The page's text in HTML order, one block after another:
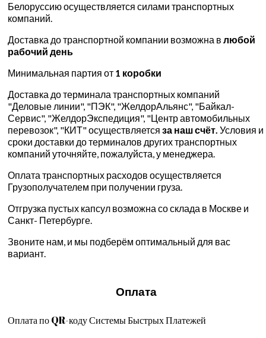
Белоруссию осуществляется силами транспортных
компаний.
Доставка до транспортной компании возможна в любой
рабочий день
Минимальная партия от 1 коробки
Доставка до терминала транспортных компаний
"Деловые линии", "ПЭК", "ЖелдорАльянс", "Байкал-
Сервис", "ЖелдорЭкспедиция", "Центр автомобильных
перевозок", "КИТ" осуществляется за наш счёт. Условия и
сроки доставки до терминалов других транспортных
компаний уточняйте, пожалуйста, у менеджера.
Оплата транспортных расходов осуществляется
Грузополучателем при получении груза.
Отгрузка пустых капсул возможна со склада в Москве и
Санкт- Петербурге.
Звоните нам, и мы подберём оптимальный для вас
вариант.
Оплата
Оплата по QR-коду Системы Быстрых Платежей